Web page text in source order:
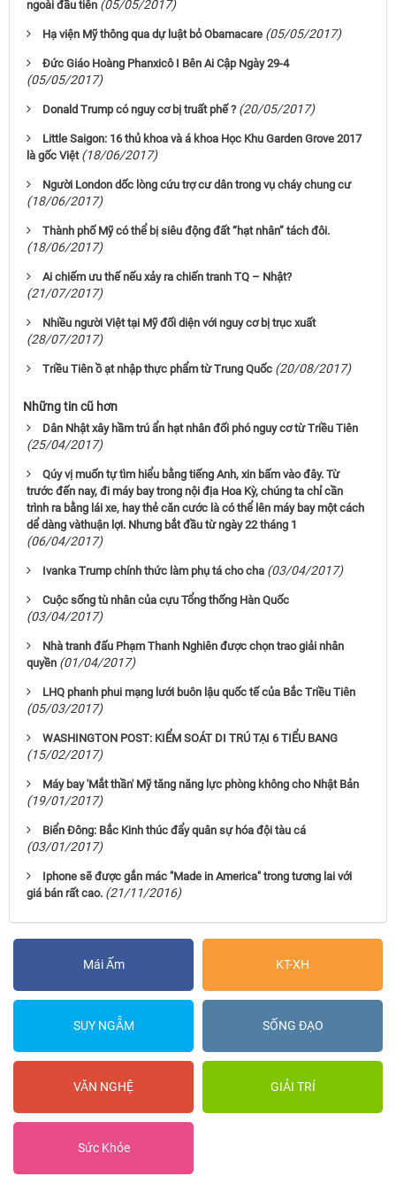
ngoài đầu tiên (05/05/2017)
Hạ viện Mỹ thông qua dự luật bỏ Obamacare (05/05/2017)
Ðức Giáo Hoàng Phanxicô I Bên Ai Cập Ngày 29-4
(05/05/2017)
Donald Trump có nguy cơ bị truất phế ? (20/05/2017)
Little Saigon: 16 thủ khoa và á khoa Học Khu Garden Grove 2017
là gốc Việt (18/06/2017)
Người London dốc lòng cứu trợ cư dân trong vụ cháy chung cư
(18/06/2017)
Thành phố Mỹ có thể bị siêu động đất “hạt nhân” tách đôi.
(18/06/2017)
Ai chiếm ưu thế nếu xảy ra chiến tranh TQ – Nhật?
(21/07/2017)
Nhiều người Việt tại Mỹ đối diện với nguy cơ bị trục xuất
(28/07/2017)
Triều Tiên ồ ạt nhập thực phẩm từ Trung Quốc (20/08/2017)
Những tin cũ hơn
Dân Nhật xây hầm trú ẩn hạt nhân đối phó nguy cơ từ Triều Tiên
(25/04/2017)
Qúy vị muốn tự tìm hiểu bằng tiếng Anh, xin bấm vào đây. Từ
trước đến nay, đi máy bay trong nội địa Hoa Kỳ, chúng ta chỉ cần
trình ra bằng lái xe, hay thẻ căn cước là có thể lên máy bay một cách
dể dàng vàthuận lợi. Nhưng bắt đầu từ ngày 22 tháng 1
(06/04/2017)
Ivanka Trump chính thức làm phụ tá cho cha (03/04/2017)
Cuộc sống tù nhân của cựu Tổng thống Hàn Quốc
(03/04/2017)
Nhà tranh đấu Phạm Thanh Nghiên được chọn trao giải nhân
quyền (01/04/2017)
LHQ phanh phui mạng lưới buôn lậu quốc tế của Bắc Triều Tiên
(05/03/2017)
WASHINGTON POST: KIỂM SOÁT DI TRÚ TẠI 6 TIỂU BANG
(15/02/2017)
Máy bay 'Mắt thần' Mỹ tăng năng lực phòng không cho Nhật Bản
(19/01/2017)
Biển Đông: Bắc Kinh thúc đẩy quân sự hóa đội tàu cá
(03/01/2017)
Iphone sẽ được gắn mác "Made in America" trong tương lai với
giá bán rất cao. (21/11/2016)
Mái Ấm KT-XH
SUY NGẪM SỐNG ĐẠO
VĂN NGHỆ GIẢI TRÍ
Sức Khỏe